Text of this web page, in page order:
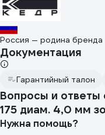
Россия — родина бренда
Документация
Гарантийный талон
Вопросы и ответы
175 диам. 4,0 мм
Нужна помощь?